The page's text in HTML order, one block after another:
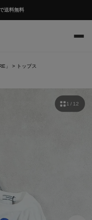
送料無料
」
トップス
1 / 12